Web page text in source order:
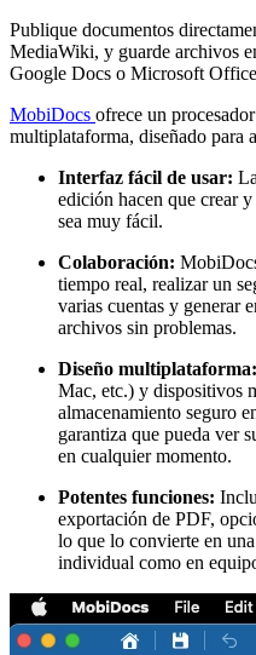
Publique documentos
MediaWiki, y guarde archivos
Google Docs o Microsoft
MobiDocs ofrece un
multiplataforma, diseñado para
Interfaz fácil de usar:
edición hacen que crear
sea muy fácil.
Colaboración:
tiempo real, realizar un
varias cuentas y generar
archivos sin problemas.
Diseño multiplataforma:
Mac, etc.) y dispositivos
almacenamiento seguro
garantiza que pueda ver
en cualquier momento.
Potentes funciones:
exportación de PDF,
lo que lo convierte en
individual como en